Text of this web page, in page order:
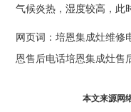
气候炎热，湿度较高，此
网页词：培恩集成灶维修
恩售后电话培恩集成灶售
本文来源网